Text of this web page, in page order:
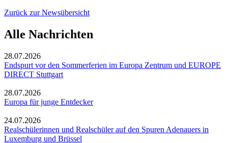
Zurück zur Newsübersicht
Alle Nachrichten
28.07.2026
Endspurt vor den Sommerferien im Europa Zentrum und EUROPE
DIRECT Stuttgart
28.07.2026
Europa für junge Entdecker
24.07.2026
Realschülerinnen und Realschüler auf den Spuren Adenauers in
Luxemburg und Brüssel